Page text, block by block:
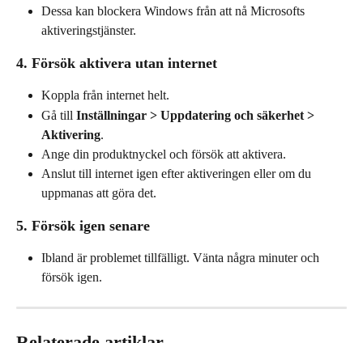
Dessa kan blockera Windows från att nå Microsofts
aktiveringstjänster.
4. Försök aktivera utan internet
Koppla från internet helt.
Gå till Inställningar > Uppdatering och säkerhet >
Aktivering.
Ange din produktnyckel och försök att aktivera.
Anslut till internet igen efter aktiveringen eller om du
uppmanas att göra det.
5. Försök igen senare
Ibland är problemet tillfälligt. Vänta några minuter och
försök igen.